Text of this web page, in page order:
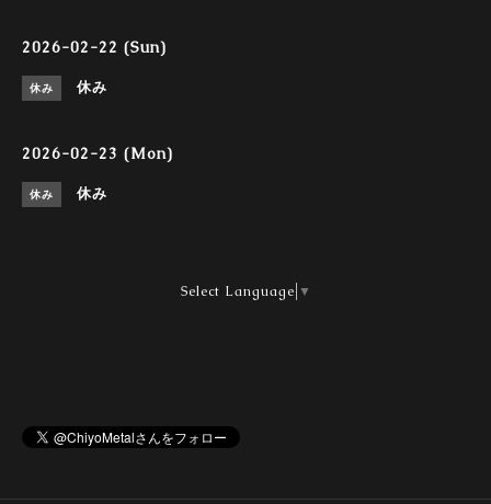
2026-02-22 (Sun)
休み 休み
2026-02-23 (Mon)
休み 休み
Select Language ▼